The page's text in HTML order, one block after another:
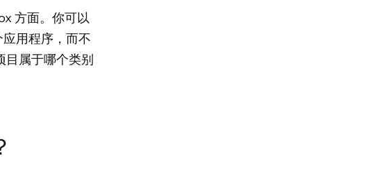
方面。你可以
用程序，而不
属于哪个类别